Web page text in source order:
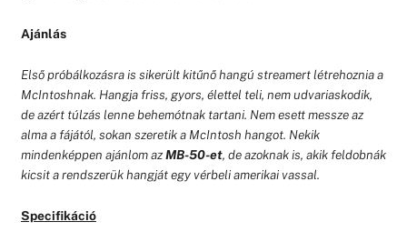
Ajánlás
Első próbálkozásra is sikerült kitűnő hangú streamert létrehoznia a
McIntoshnak. Hangja friss, gyors, élettel teli, nem udvariaskodik,
de azért túlzás lenne behemótnak tartani. Nem esett messze az
alma a fájától, sokan szeretik a McIntosh hangot. Nekik
mindenképpen ajánlom azMB-50-et, de azoknak is, akik feldobnák
kicsit a rendszerük hangját egy vérbeli amerikai vassal.
Specifikáció